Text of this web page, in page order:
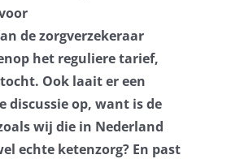
Actueel
Contact
Log Out
de zorgverzekeraar
het reguliere tarief,
Ook laait er een
discussie op, want is de
wij die in Nederland
echte ketenzorg? En past